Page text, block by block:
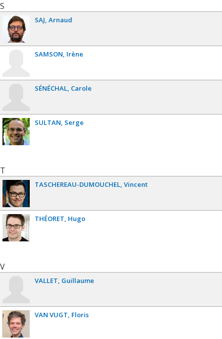
S
SAJ Arnaud
SAMSON Irène
SÉNÉCHAL Carole
SULTAN Serge
T
TASCHEREAU-DUMOUCHEL Vincent
THÉORET Hugo
V
VALLET Guillaume
VAN VUGT Floris